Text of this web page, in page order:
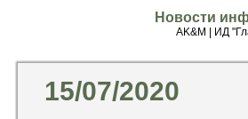
Новости
AK&M ИД
15/07/2020